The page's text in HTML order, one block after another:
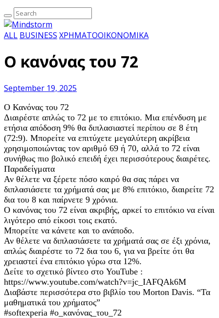
ALL BUSINESS ΧΡΗΜΑΤΟΟΙΚΟΝΟΜΙΚΑ
Ο κανόνας του 72
September 19, 2025
Ο Κανόνας του 72
Διαιρέστε απλώς το 72 με το επιτόκιο. Μια επένδυση με
ετήσια απόδοση 9% θα διπλασιαστεί περίπου σε 8 έτη
(72:9). Μπορείτε να επιτύχετε μεγαλύτερη ακρίβεια
χρησιμοποιώντας τον αριθμό 69 ή 70, αλλά το 72 είναι
συνήθως πιο βολικό επειδή έχει περισσότερους διαιρέτες.
Παραδείγματα
Αν θέλετε να ξέρετε πόσο καιρό θα σας πάρει να
διπλασιάσετε τα χρήματά σας με 8% επιτόκιο, διαιρείτε 72
δια του 8 και παίρνετε 9 χρόνια.
Ο κανόνας του 72 είναι ακριβής, αρκεί το επιτόκιο να είναι
λιγότερο από είκοσι τοις εκατό.
Μπορείτε να κάνετε και το ανάποδο.
Αν θέλετε να διπλασιάσετε τα χρήματά σας σε έξι χρόνια,
απλώς διαιρέστε το 72 δια του 6, για να βρείτε ότι θα
χρειαστεί ένα επιτόκιο γύρω στα 12%.
Δείτε το σχετικό βίντεο στο YouTube :
https://www.youtube.com/watch?v=jc_IAFQAk6M
Διαβάστε περισσότερα στο βιβλίο του Morton Davis. “Τα
μαθηματικά του χρήματος”
#softexperia #ο_κανόνας_του_72